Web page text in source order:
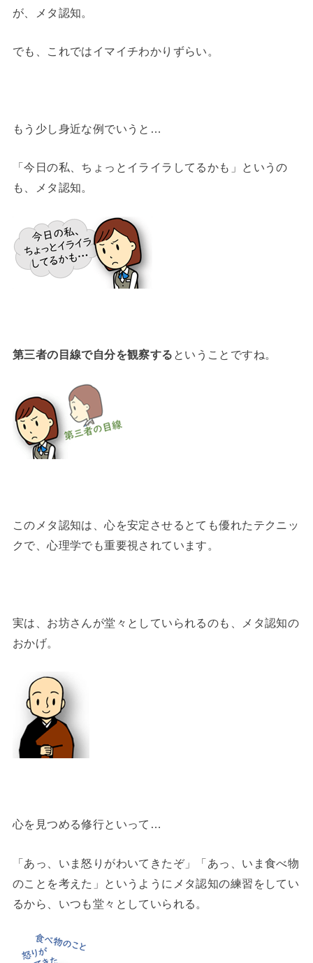
が、メタ認知。
でも、これではイマイチわかりずらい。
もう少し身近な例でいうと…
「今日の私、ちょっとイライラしてるかも」というの
も、メタ認知。
第三者の目線で自分を観察する ということですね。
このメタ認知は、心を安定させるとても優れたテクニッ
クで、心理学でも重要視されています。
実は、お坊さんが堂々としていられるのも、メタ認知の
おかげ。
心を見つめる修行といって…
「あっ、いま怒りがわいてきたぞ」「あっ、いま食べ物
のことを考えた」というようにメタ認知の練習をしてい
るから、いつも堂々としていられる。